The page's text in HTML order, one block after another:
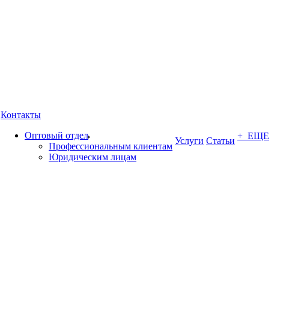
Контакты
Оптовый отдел
Профессиональным клиентам
Юридическим лицам
Услуги Статьи + ЕЩЕ